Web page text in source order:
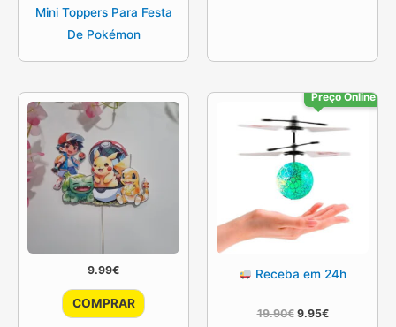
Mini Toppers Para Festa
De Pokémon
9.99€
COMPRAR
Preço Online
Receba em 24h
19.90€ O
9.95€O